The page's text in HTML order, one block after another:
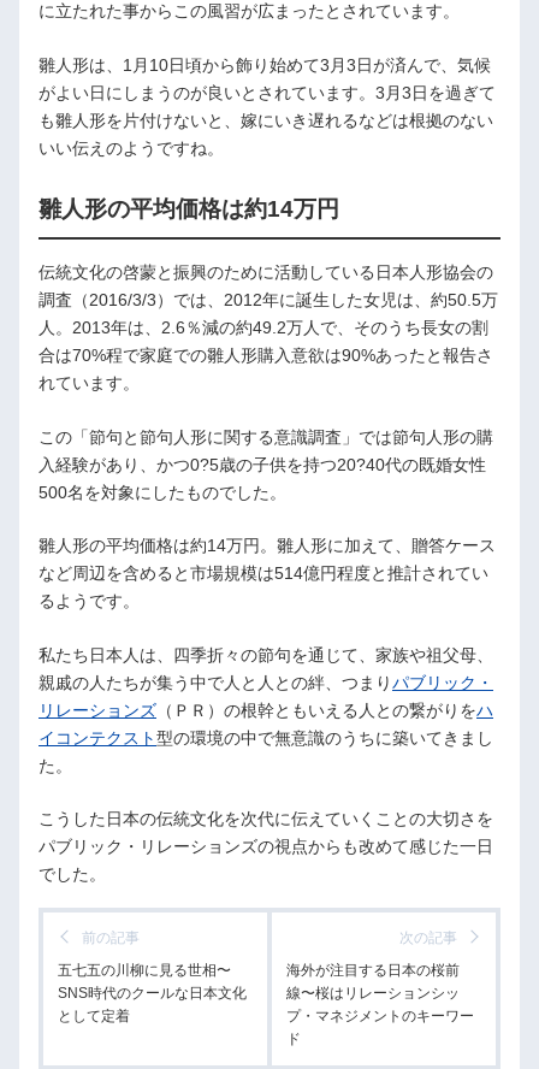
に立たれた事からこの風習が広まったとされています。
雛人形は、1月10日頃から飾り始めて3月3日が済んで、気候
がよい日にしまうのが良いとされています。3月3日を過ぎて
も雛人形を片付けないと、嫁にいき遅れるなどは根拠のない
いい伝えのようですね。
雛人形の平均価格は約14万円
伝統文化の啓蒙と振興のために活動している日本人形協会の
調査（2016/3/3）では、2012年に誕生した女児は、約50.5万
人。2013年は、2.6％減の約49.2万人で、そのうち長女の割
合は70%程で家庭での雛人形購入意欲は90%あったと報告さ
れています。
この「節句と節句人形に関する意識調査」では節句人形の購
入経験があり、かつ0?5歳の子供を持つ20?40代の既婚女性
500名を対象にしたものでした。
雛人形の平均価格は約14万円。雛人形に加えて、贈答ケース
など周辺を含めると市場規模は514億円程度と推計されてい
るようです。
私たち日本人は、四季折々の節句を通じて、家族や祖父母、
親戚の人たちが集う中で人と人との絆、つまりパブリック・
リレーションズ （ＰＲ）の根幹ともいえる人との繋がりをハ
イコンテクスト型の環境の中で無意識のうちに築いてきまし
た。
こうした日本の伝統文化を次代に伝えていくことの大切さを
パブリック・リレーションズの視点からも改めて感じた一日
でした。
前の記事
五七五の川柳に見る世相〜
SNS時代のクールな日本文化
として定着
次の記事
海外が注目する日本の桜前
線〜桜はリレーションシッ
プ・マネジメントのキーワー
ド